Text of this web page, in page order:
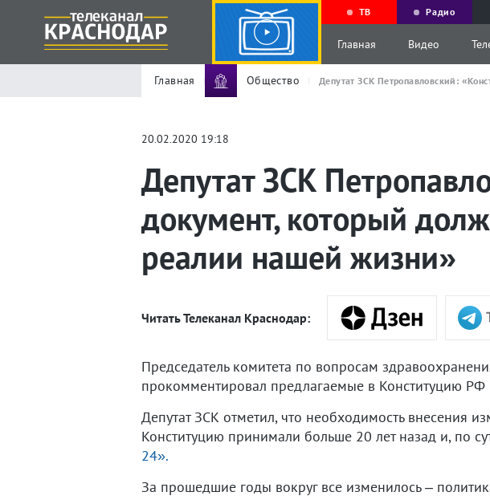
ТВ Радио
Главная Видео
Главная Общество Депутат ЗСК Петропавловский:
20.02.2020 19:18
Депутат ЗСК
документ, который
реалии нашей жизни»
Читать Телеканал Краснодар:
Председатель комитета по вопросам
прокомментировал предлагаемые в Конституцию РФ
Депутат ЗСК отметил, что необходимость внесения
Конституцию принимали больше 20 лет назад и, по
24».
За прошедшие годы вокруг все изменилось –